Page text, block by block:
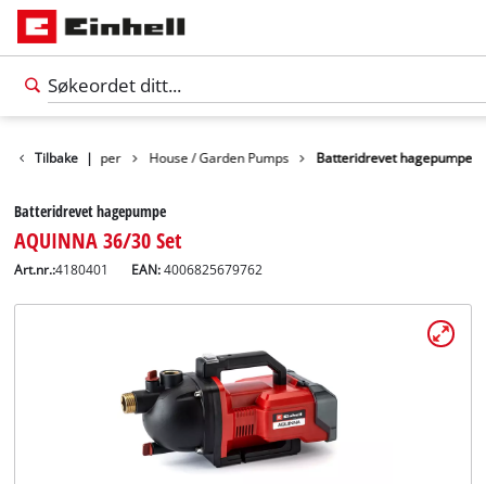
Tilbake |
Vannpumper House / Garden Pumps Batteridrevet hagepumpe
Batteridrevet hagepumpe
AQUINNA 36/30 Set
Art.nr.:4180401 EAN:4006825679762